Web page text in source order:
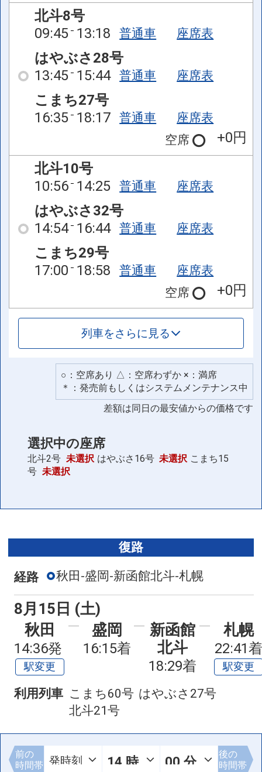
北斗8号
09:45 13:18 普通車 座席表
はやぶさ28号
13:45 15:44 普通車 座席表
こまち27号
16:35 18:17 普通車
座席表
空席
+0円
北斗10号
10:56 14:25 普通車 座席表
はやぶさ32号
14:54 16:44 普通車 座席表
こまち29号
17:00 18:58 普通車
座席表
空席
+0円
列車をさらに見る
○：空席あり △：空席わずか ×：満席
＊：発売前もしくはシステムメンテナンス中
差額は同日の最安値からの価格です
選択中の座席
北斗2号 未選択 はやぶさ16号 未選択 こまち15
号 未選択
復路
経路 秋田-盛岡-新函館北斗-札幌
8月15日 (土)
秋田
14:36発
駅変更
盛岡
16:15着
新函館
北斗
18:29着
札幌
22:41
駅変更
利用列車 こまち60号 はやぶさ27号
北斗21号
前の
時間帯
後の
時間帯